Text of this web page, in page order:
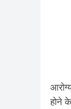
होने